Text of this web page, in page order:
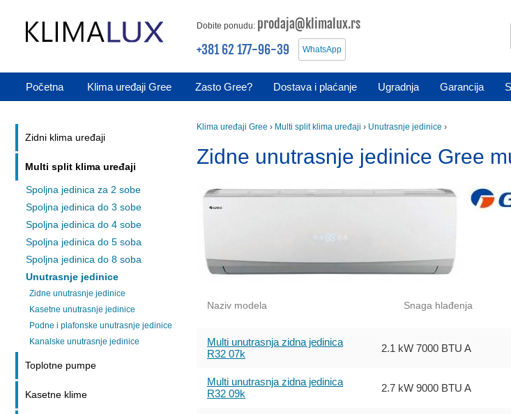
Dobite ponudu: prodaja@klimalux.rs
+381 62 177-96-39
WhatsApp
Početna Klima uređaji Gree Zasto Gree? Dostava i plaćanje Ugradnja Garancija
Klima uređaji Gree › Multi split klima uređaji › Unutrasnje jedinice ›
Zidne unutrasnje jedinice Gree
Naziv modela Snaga hlađenja
Multi unutrasnja zidna jedinica
R32 07k
2.1 kW 7000 BTU A
Multi unutrasnja zidna jedinica
R32 09k
2.7 kW 9000 BTU A
Zidni klima uređaji
Multi split klima uređaji
Spoljna jedinica za 2 sobe
Spoljna jedinica do 3 sobe
Spoljna jedinica do 4 sobe
Spoljna jedinica do 5 soba
Spoljna jedinica do 8 soba
Unutrasnje jedinice
Zidne unutrasnje jedinice
Kasetne unutrasnje jedinice
Podne i plafonske unutrasnje jedinice
Kanalske unutrasnje jedinice
Toplotne pumpe
Kasetne klime